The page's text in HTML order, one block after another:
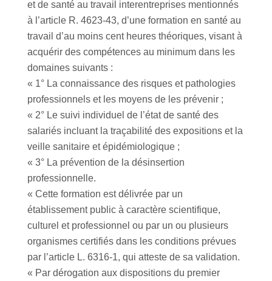
et de santé au travail interentreprises mentionnés
à l’article R. 4623-43, d’une formation en santé au
travail d’au moins cent heures théoriques, visant à
acquérir des compétences au minimum dans les
domaines suivants :
« 1° La connaissance des risques et pathologies
professionnels et les moyens de les prévenir ;
« 2° Le suivi individuel de l’état de santé des
salariés incluant la traçabilité des expositions et la
veille sanitaire et épidémiologique ;
« 3° La prévention de la désinsertion
professionnelle.
« Cette formation est délivrée par un
établissement public à caractère scientifique,
culturel et professionnel ou par un ou plusieurs
organismes certifiés dans les conditions prévues
par l’article L. 6316-1, qui atteste de sa validation.
« Par dérogation aux dispositions du premier